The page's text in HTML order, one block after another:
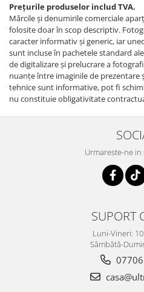
Prețurile produselor includ TVA.
Mărcile și denumirile comerciale
folosite doar în scop descriptiv.
caracter informativ şi generic, iar
sunt incluse în pachetele standard
de digitalizare și prelucrare a
nuanțe între imaginile de prezentare
tehnice sunt informative, pot fi
nu constituie obligativitate
Urmareste-ne in
SUPORT
Luni-Vineri:
Sâmbătă-